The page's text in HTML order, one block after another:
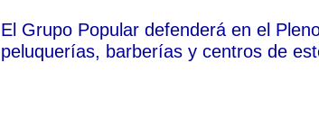
El Grupo Popular defenderá en el
peluquerías, barberías y centros de